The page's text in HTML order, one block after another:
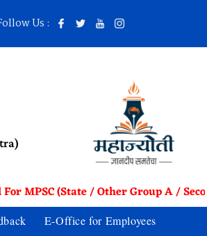
Us :
MPSC (State / Other Group A /
E-Office for Employees